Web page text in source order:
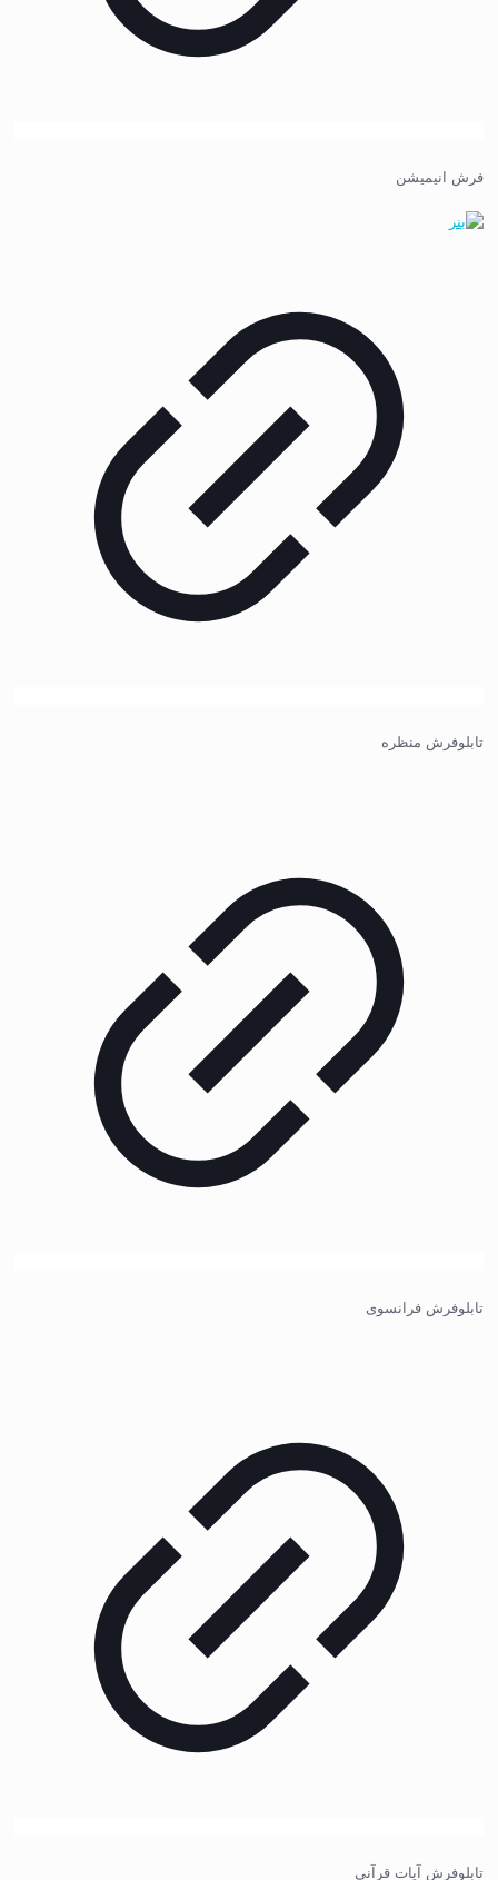
فرش انیمیشن
تابلوفرش منظره
تابلوفرش فرانسوی
تابلوفرش آیات قرآنی